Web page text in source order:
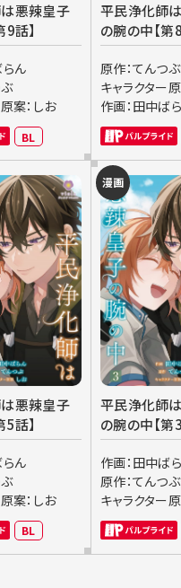
悪辣皇子
話】
ん
案：しお
BL
平民浄化師
の腕の中【第8
原作：てんつぶ
キャラクター
作画：田中ば
悪辣皇子
話】
ん
案：しお
BL
漫画
平民浄化師
の腕の中【第3
作画：田中ば
原作：てんつぶ
キャラクター